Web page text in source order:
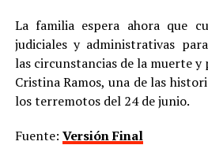
La familia espera ahora que
judiciales y administrativas
las circunstancias de la muerte
Cristina Ramos, una de las
los terremotos del 24 de junio.
Fuente: Versión Final